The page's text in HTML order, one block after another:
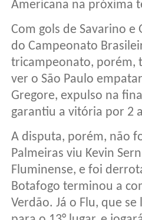
Americana na próxima
Com gols de Savarino
do Campeonato
tricampeonato, porém,
ver o São Paulo
Gregore, expulso na
garantiu a vitória por 2
A disputa, porém, não
Palmeiras viu Kevin
Fluminense, e foi
Botafogo terminou a
Verdão. Já o Flu, que